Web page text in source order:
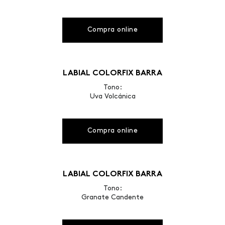
Compra online
LABIAL COLORFIX BARRA
Tono:
Uva Volcánica
Compra online
LABIAL COLORFIX BARRA
Tono:
Granate Candente